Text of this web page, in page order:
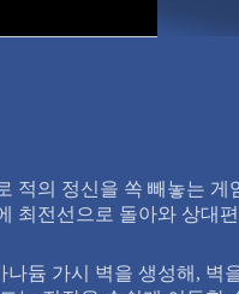
적의 정신을 쏙 빼놓는
최전선으로 돌아와 상대
듐 가시 벽을 생성해,